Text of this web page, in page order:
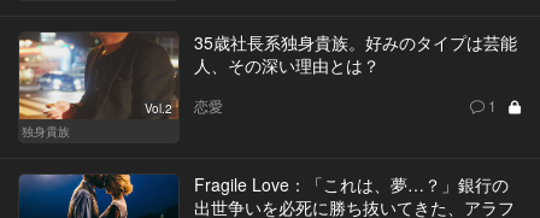
Vol.2
独身貴族
35歳社長系独身貴族。好みのタイプは芸能
人、その深い理由とは？
恋愛 1
Fragile Love：「これは、夢…？」銀行の
出世争いを必死に勝ち抜いてきた、アラフ